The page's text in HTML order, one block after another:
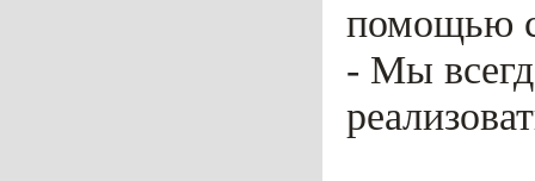
помощью
- Мы